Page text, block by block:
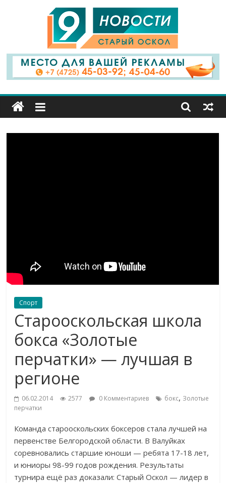
9
Канал
Старый
Спорт
Старооскольская школа
бокса «Золотые
перчатки» — лучшая в
регионе
06.02.2014 2577 0 Комментариев бокс, Золотые
перчатки
Команда старооскольских боксеров стала лучшей на
первенстве Белгородской области. В Валуйках
соревновались старшие юноши — ребята 17-18 лет,
и юниоры 98-99 годов рождения. Результаты
турнира ещё раз доказали: Старый Оскол — лидер в